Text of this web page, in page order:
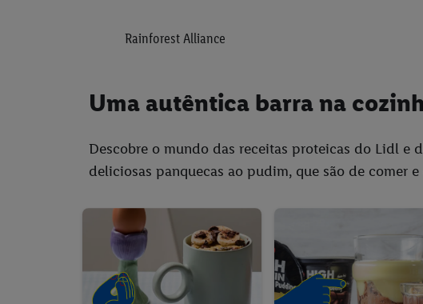
Rainforest Alliance
Uma autêntica barra na
Descobre o mundo das receitas proteicas do Lidl e
deliciosas panquecas ao pudim, que são de comer